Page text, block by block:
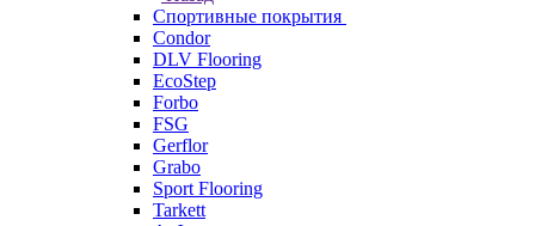
Спортивные покрытия
Condor
DLV Flooring
EcoStep
Forbo
FSG
Gerflor
Grabo
Sport Flooring
Tarkett